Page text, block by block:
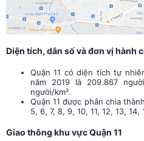
Diện tích, dân số và đơn vị hành
Quận 11 có diện tích tự
năm 2019 là 209.867
người/km².
Quận 11 được phân chia
5, 6, 7, 8, 9, 10, 11, 12, 13, 14,
Giao thông khu vực Quận 11